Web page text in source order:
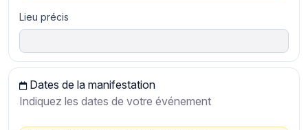
Lieu précis
Dates de la manifestation
Indiquez les dates de votre événement